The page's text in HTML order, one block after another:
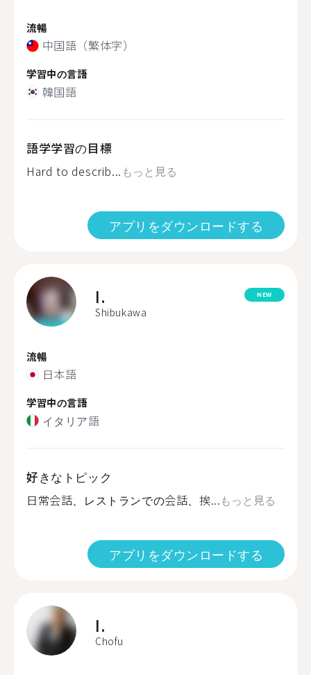
流暢
中国語（繁体字）
学習中の言語
韓国語
語学学習の目標
Hard to describ... もっと見る
アプリをダウンロードする
I.
Shibukawa
NEW
流暢
日本語
学習中の言語
イタリア語
好きなトピック
日常会話、レストランでの会話、挨...もっと見る
アプリをダウンロードする
I.
Chofu